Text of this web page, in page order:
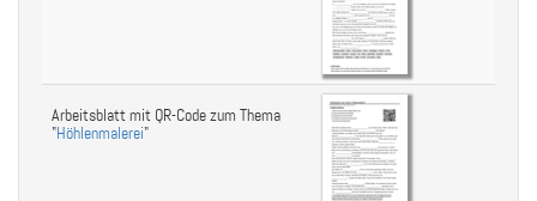
Arbeitsblatt mit QR-Code zum Thema
"Höhlenmalerei"